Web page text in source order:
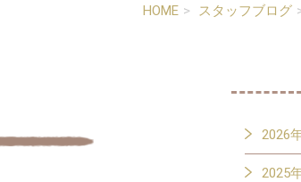
HOME スタッフブログ
2026
2025